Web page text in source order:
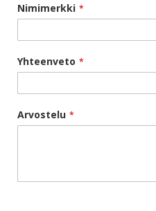
Nimimerkki
Yhteenveto
Arvostelu